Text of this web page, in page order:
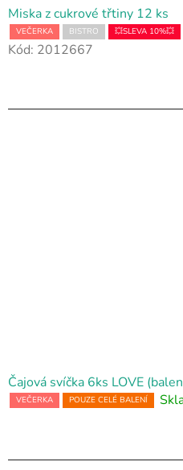
Miska z cukrové třtiny 12 ks
VEČERKA BISTRO 💥SLEVA 10%💥
Kód: 2012667
Čajová svíčka 6ks LOVE
VEČERKA POUZE CELÉ BALENÍ